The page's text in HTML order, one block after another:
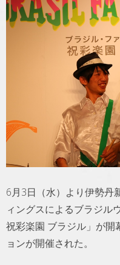
6月3日（水）より伊勢丹
ィングスによるブラジル
祝彩楽園 ブラジル」が開
ョンが開催された。